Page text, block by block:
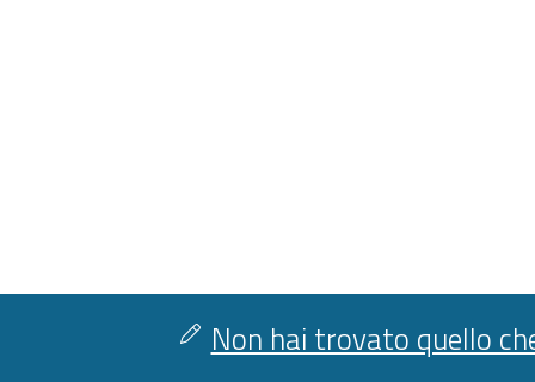
Non hai trovato quello